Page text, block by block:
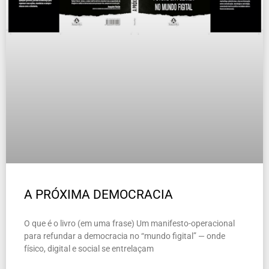
A PRÓXIMA DEMOCRACIA
O que é o livro (em uma frase) Um manifesto-operacional
para refundar a democracia no “mundo figital” — onde
físico, digital e social se entrelaçam